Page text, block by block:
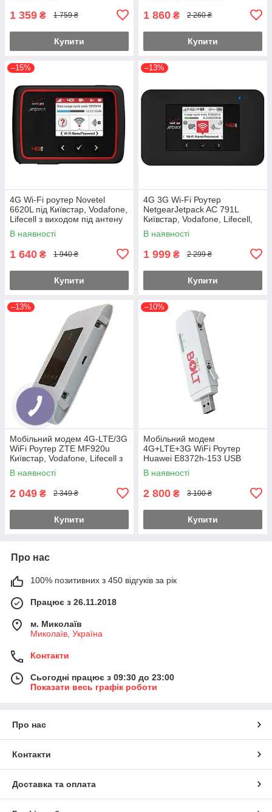
1 359 ₴ 1 759 ₴
Купити
1 860 ₴ 2 260 ₴
Купити
–15%
4G Wi-Fi роутер Novetel
6620L під Київстар, Vodafone,
Lifecell з виходом під антену
(новий дизайн)
В наявності
1 640 ₴ 1 940 ₴
Купити
–13%
4G 3G Wi-Fi Роутер
NetgearJetpack AC 791L
Київстар, Vodafone, Lifecell,
(Rev.B) Інтертеляком із 2
вих.ант.
В наявності
1 999 ₴ 2 299 ₴
Купити
–13%
Мобільний модем 4G-LTE/3G
WiFi Роутер ZTE MF920u
Київстар, Vodafone, Lifecell з
2 вих. під антену MiMo УКР!
В наявності
2 049 ₴ 2 349 ₴
Купити
–10%
Мобільний модем
4G+LTE+3G WiFi Роутер
Huawei E8372h-153 USB
Київстар, Vodafone, Lifecell з
2 вих. під антену
В наявності
2 800 ₴ 3 100 ₴
Купити
Про нас
100% позитивних з 450 відгуків за рік
Працює з 26.11.2018
м. Миколаїв
Миколаїв, Україна
Контакти
Сьогодні працює з 09:30 до 23:00
Показати весь графік роботи
Про нас
Контакти
Доставка та оплата